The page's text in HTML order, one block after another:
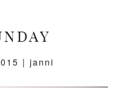
| janni